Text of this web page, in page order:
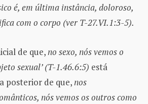
é, em última instância, doloroso,
com o corpo (ver T-27.VI.1:3-5).
de que,no sexo, nós vemos o
sexual’ (T-1.46.6:5) está
posterior de que,nos
nós vemos os outros como